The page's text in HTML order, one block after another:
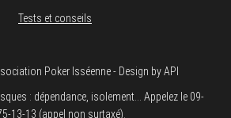
Tests et conseils
Poker Isséenne - Design by API
: dépendance, isolement... Appelez le 09-
13-13 (appel non surtaxé).